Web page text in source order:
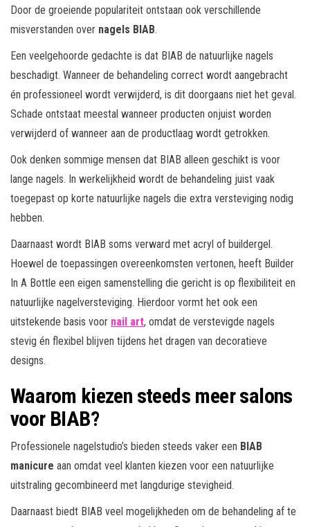
Door de groeiende populariteit ontstaan ook verschillende
misverstanden over nagels BIAB.
Een veelgehoorde gedachte is dat BIAB de natuurlijke nagels
beschadigt. Wanneer de behandeling correct wordt aangebracht
én professioneel wordt verwijderd, is dit doorgaans niet het geval.
Schade ontstaat meestal wanneer producten onjuist worden
verwijderd of wanneer aan de productlaag wordt getrokken.
Ook denken sommige mensen dat BIAB alleen geschikt is voor
lange nagels. In werkelijkheid wordt de behandeling juist vaak
toegepast op korte natuurlijke nagels die extra versteviging nodig
hebben.
Daarnaast wordt BIAB soms verward met acryl of buildergel.
Hoewel de toepassingen overeenkomsten vertonen, heeft Builder
In A Bottle een eigen samenstelling die gericht is op flexibiliteit en
natuurlijke nagelversteviging. Hierdoor vormt het ook een
uitstekende basis voor nail art, omdat de verstevigde nagels
stevig én flexibel blijven tijdens het dragen van decoratieve
designs.
Waarom kiezen steeds meer salons
voor BIAB?
Professionele nagelstudio’s bieden steeds vaker een BIAB
manicure aan omdat veel klanten kiezen voor een natuurlijke
uitstraling gecombineerd met langdurige stevigheid.
Daarnaast biedt BIAB veel mogelijkheden om de behandeling af te